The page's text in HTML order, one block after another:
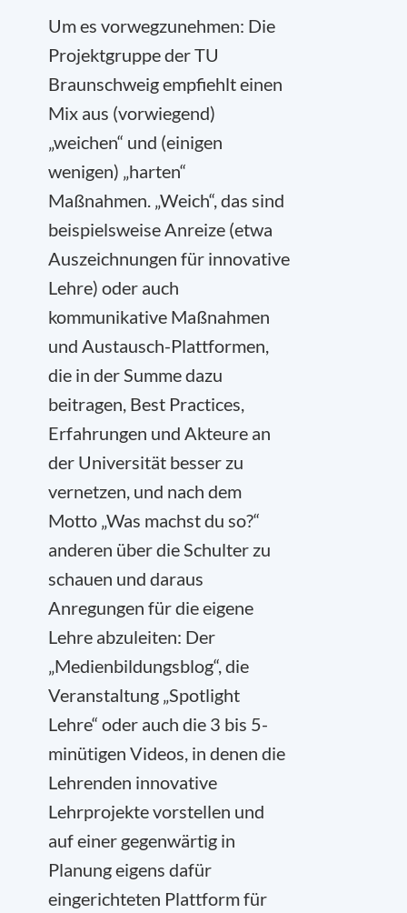
Um es vorwegzunehmen: Die
Projektgruppe der TU
Braunschweig empfiehlt einen
Mix aus (vorwiegend)
„weichen“ und (einigen
wenigen) „harten“
Maßnahmen. „Weich“, das sind
beispielsweise Anreize (etwa
Auszeichnungen für innovative
Lehre) oder auch
kommunikative Maßnahmen
und Austausch-Plattformen,
die in der Summe dazu
beitragen, Best Practices,
Erfahrungen und Akteure an
der Universität besser zu
vernetzen, und nach dem
Motto „Was machst du so?“
anderen über die Schulter zu
schauen und daraus
Anregungen für die eigene
Lehre abzuleiten: Der
„Medienbildungsblog“, die
Veranstaltung „Spotlight
Lehre“ oder auch die 3 bis 5-
minütigen Videos, in denen die
Lehrenden innovative
Lehrprojekte vorstellen und
auf einer gegenwärtig in
Planung eigens dafür
eingerichteten Plattform für